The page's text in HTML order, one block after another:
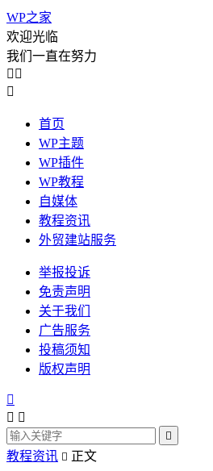
WP之家
欢迎光临
我们一直在努力
 

首页
WP主题
WP插件
WP教程
自媒体
教程资讯
外贸建站服务
举报投诉
免责声明
关于我们
广告服务
投稿须知
版权声明

 

教程资讯  正文